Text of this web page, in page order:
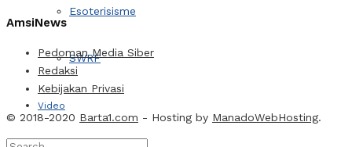
Esoterisisme
SWRF
Video
AmsiNews
Pedoman Media Siber
Redaksi
Kebijakan Privasi
© 2018-2020 Barta1.com - Hosting by ManadoWebHosting.